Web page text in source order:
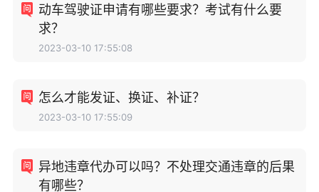
动车驾驶证申请有哪些要求？考试有什么要
求？
2023-03-10 17:55:08
怎么才能发证、换证、补证？
2023-03-10 17:55:09
异地违章代办可以吗？不处理交通违章的后果
有哪些？